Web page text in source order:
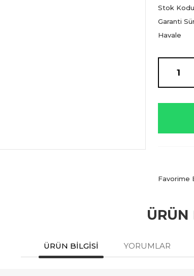
Stok Kodu
Garanti
Havale
ÜRÜN
ÜRÜN BILGISI YORUMLAR